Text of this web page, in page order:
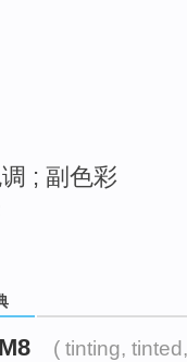
; 副色彩
( tinting,